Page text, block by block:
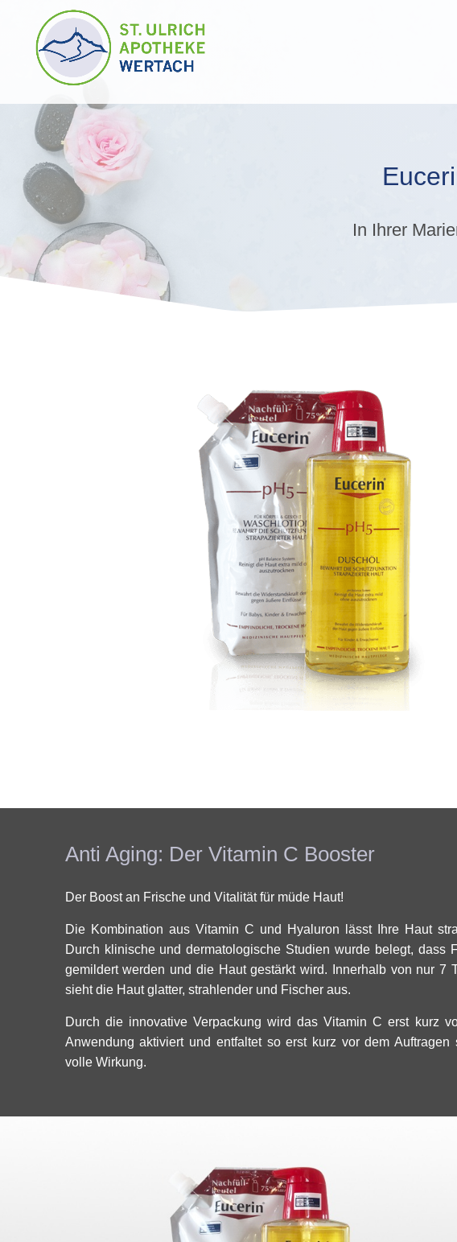
In Ihrer
Anti Aging: Der Vitamin C Booster
Der Boost an Frische und Vitalität für müde Haut!
Die Kombination aus Vitamin C und Hyaluron lässt Ihre Haut
Durch klinische und dermatologische Studien wurde belegt, dass
gemildert werden und die Haut gestärkt wird. Innerhalb von nur 7
sieht die Haut glatter, strahlender und Fischer aus.
Durch die innovative Verpackung wird das Vitamin C erst kurz
Anwendung aktiviert und entfaltet so erst kurz vor dem Auftragen
volle Wirkung.